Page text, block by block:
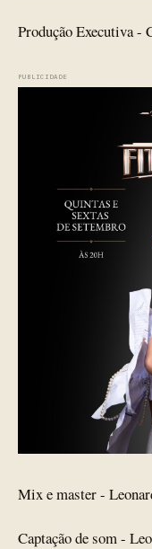
Produção Executiva -
PUBLICIDADE
Mix e master -
Captação de som -